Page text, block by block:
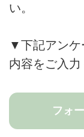
い。
▼下記アンケ
内容をご入力
フォ